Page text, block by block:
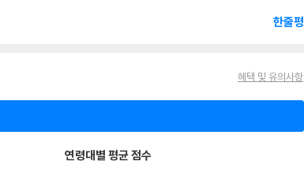
한줄평
혜택 및 유의사항
연령대별 평균 점수